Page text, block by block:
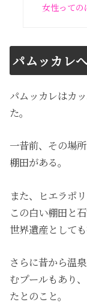
女性っての
パムッカレ
パムッカレはカ
た。
一昔前、その場
棚田がある。
また、ヒエラポ
この白い棚田と
世界遺産として
さらに昔から温
むプールもあり
たとのこと。